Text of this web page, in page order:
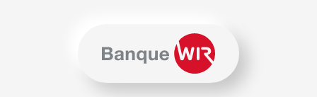
JavaScript est nécessaire pour naviguer sur ce site.